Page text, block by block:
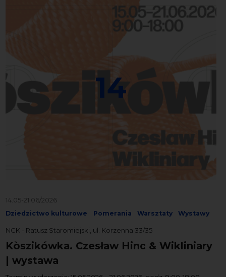
14
14.05-21.06/2026
Dziedzictwo kulturowe Pomerania Warsztaty Wystawy
NCK - Ratusz Staromiejski, ul. Korzenna 33/35
Kòszikówka. Czesław Hinc & Wikliniary
| wystawa